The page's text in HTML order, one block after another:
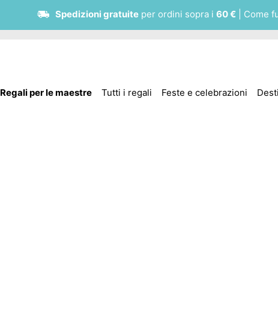
Spedizioni gratuiteper ordini sopra i 60 €| Come
Regali per le maestre Tutti i regali Feste e celebrazioni